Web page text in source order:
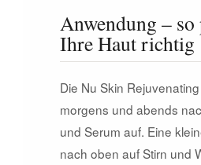
Anwendung – so
Ihre Haut richtig
Die Nu Skin
morgens und abends
und Serum auf. Eine
nach oben auf Stirn und